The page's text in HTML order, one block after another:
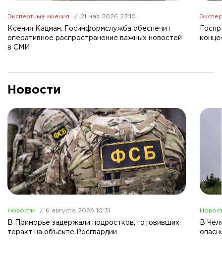
Экспертные мнения 21 мая 2026 23:10
Ксения Кацман: Госинформслужба обеспечит
оперативное распространение важных новостей
в СМИ
Новости
Новости 6 августа 2026 10:31
В Приморье задержали подростков, готовивших
теракт на объекте Росгвардии
В